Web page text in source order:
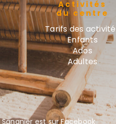
Activités
du centre
Tarifs des
Enfants
Ados
Adultes
est sur Facebook